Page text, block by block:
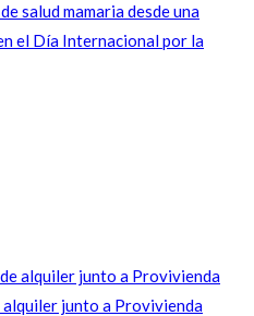
salud mamaria desde una
el Día Internacional por la
junto a Provivienda